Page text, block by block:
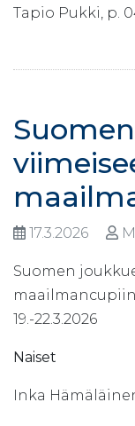
Tapio Pukki, p.
17.3.2026
Suomen
19.-22.3.2026
Naiset
Inka